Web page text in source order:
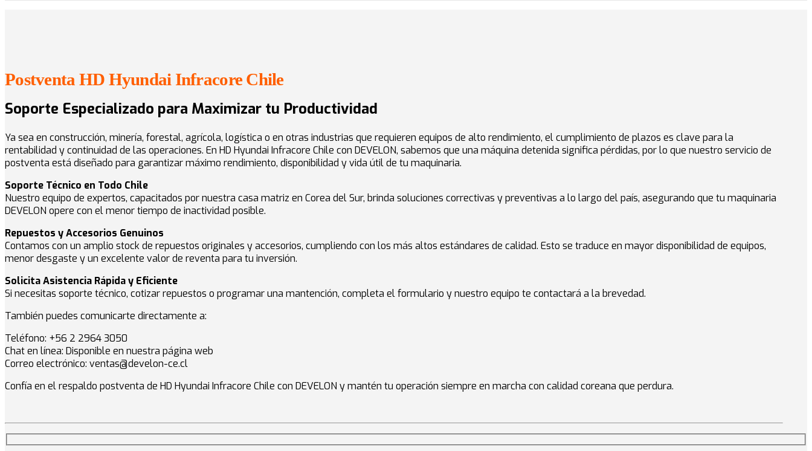
Postventa HD Hyundai Infracore Chile
Soporte Especializado para Maximizar tu Productividad
Ya sea en construcción, minería, forestal, agrícola, logística o en otras industrias que requieren equipos de alto rendimiento, el cumplimiento de plazos es clave para la
rentabilidad y continuidad de las operaciones. En HD Hyundai Infracore Chile con DEVELON, sabemos que una máquina detenida significa pérdidas, por lo que nuestro servicio de
postventa está diseñado para garantizar máximo rendimiento, disponibilidad y vida útil de tu maquinaria.
Soporte Técnico en Todo Chile
Nuestro equipo de expertos, capacitados por nuestra casa matriz en Corea del Sur, brinda soluciones correctivas y preventivas a lo largo del país, asegurando que tu maquinaria
DEVELON opere con el menor tiempo de inactividad posible.
Repuestos y Accesorios Genuinos
Contamos con un amplio stock de repuestos originales y accesorios, cumpliendo con los más altos estándares de calidad. Esto se traduce en mayor disponibilidad de equipos,
menor desgaste y un excelente valor de reventa para tu inversión.
Solicita Asistencia Rápida y Eficiente
Si necesitas soporte técnico, cotizar repuestos o programar una mantención, completa el formulario y nuestro equipo te contactará a la brevedad.
También puedes comunicarte directamente a:
Teléfono: +56 2 2964 3050
Chat en línea: Disponible en nuestra página web
Correo electrónico: ventas@develon-ce.cl
Confía en el respaldo postventa de HD Hyundai Infracore Chile con DEVELON y mantén tu operación siempre en marcha con calidad coreana que perdura.